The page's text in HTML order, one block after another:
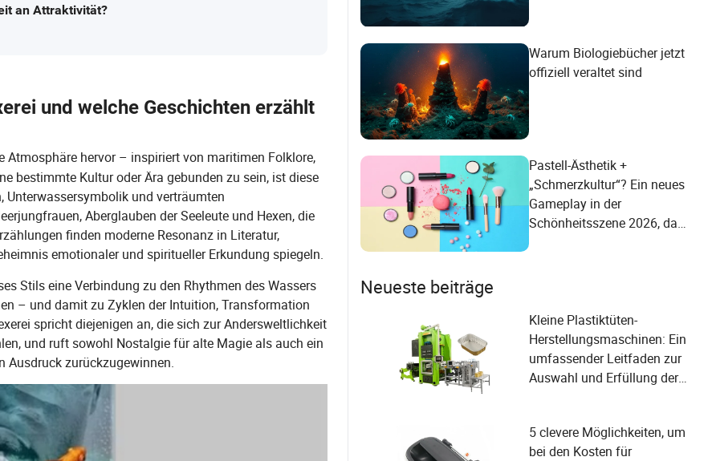
an Attraktivität?
und welche Geschichten erzählt
Atmosphäre hervor – inspiriert von maritimen Folklore,
bestimmte Kultur oder Ära gebunden zu sein, ist diese
und verträumten
Aberglauben der Seeleute und Hexen, die
finden moderne Resonanz in Literatur,
emotionaler und spiritueller Erkundung spiegeln.
Stils eine Verbindung zu den Rhythmen des Wassers
– und damit zu Zyklen der Intuition, Transformation
spricht diejenigen an, die sich zur Andersweltlichkeit
und ruft sowohl Nostalgie für alte Magie als auch ein
Ausdruck zurückzugewinnen.
Warum Biologiebücher jetzt
offiziell veraltet sind
Pastell-Ästhetik +
„Schmerzkultur“? Ein neues
Gameplay in der
Schönheitsszene 2026, da
Neueste beiträge
Kleine Plastiktüten-
Herstellungsmaschinen: Ein
umfassender Leitfaden zur
Auswahl und Erfüllung der
5 clevere Möglichkeiten, um
bei den Kosten für